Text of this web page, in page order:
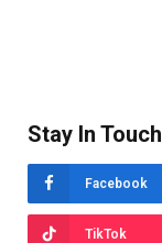
Stay In Touch
Facebook
TikTok